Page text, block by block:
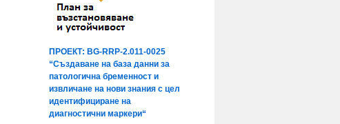
ПРОЕКТ: BG-RRP-2.011-0025
“Създаване на база данни за
патологична бременност и
извличане на нови знания с цел
идентифициране на
диагностични маркери“